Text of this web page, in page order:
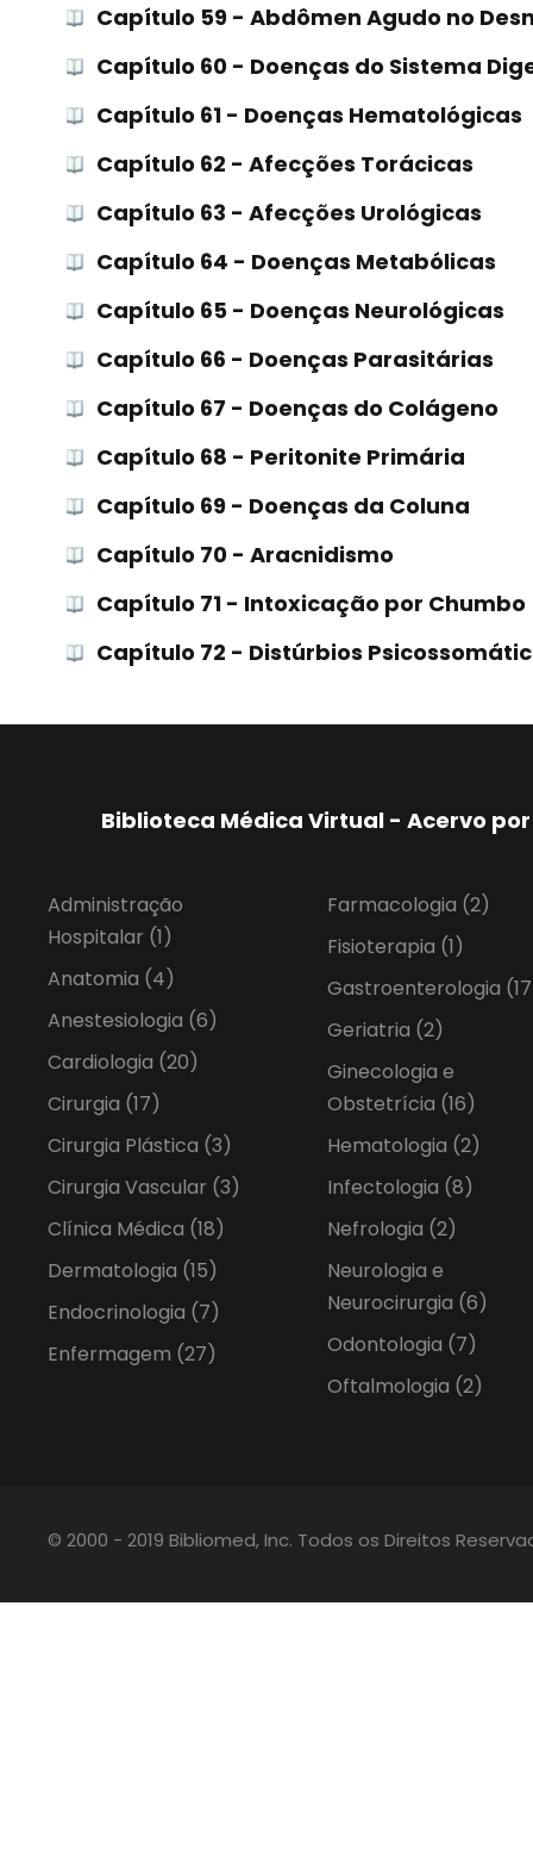
Capítulo 59 - Abdômen Agudo no
Capítulo 60 - Doenças do Sistema
Capítulo 61 - Doenças Hematológicas
Capítulo 62 - Afecções Torácicas
Capítulo 63 - Afecções Urológicas
Capítulo 64 - Doenças Metabólicas
Capítulo 65 - Doenças Neurológicas
Capítulo 66 - Doenças Parasitárias
Capítulo 67 - Doenças do Colágeno
Capítulo 68 - Peritonite Primária
Capítulo 69 - Doenças da Coluna
Capítulo 70 - Aracnidismo
Capítulo 71 - Intoxicação por Chumbo
Capítulo 72 - Distúrbios
Biblioteca Médica Virtual - Acervo
Administração
Hospitalar (1)
Anatomia (4)
Anestesiologia (6)
Cardiologia (20)
Cirurgia (17)
Cirurgia Plástica (3)
Cirurgia Vascular (3)
Clínica Médica (18)
Dermatologia (15)
Endocrinologia (7)
Enfermagem (27)
Farmacologia (2)
Fisioterapia (1)
Gastroenterologia
Geriatria (2)
Ginecologia e
Obstetrícia (16)
Hematologia (2)
Infectologia (8)
Nefrologia (2)
Neurologia e
Neurocirurgia (6)
Odontologia (7)
Oftalmologia (2)
© 2000 - 2019 Bibliomed, Inc. Todos os Direitos